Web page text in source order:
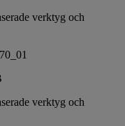
verktyg och
verktyg och